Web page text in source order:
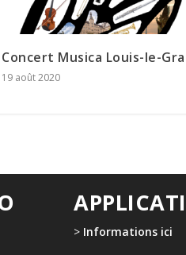
Concert Musica Louis-le-
19 août 2020
> Informations ici